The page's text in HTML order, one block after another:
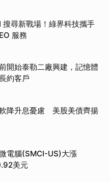
搜尋新戰場！綠界科技攜手
服務
開始泰勒二廠興建，記憶體
約客戶
降升息憂慮 美股美債齊揚
電腦(SMCI-US)大漲
美元